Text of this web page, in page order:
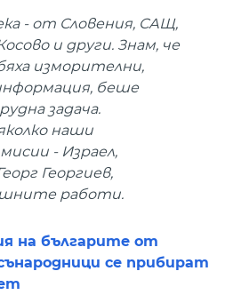
- от Словения, САЩ,
и други. Знам, че
изморителни,
беше
задача.
наши
- Израел,
Георгиев,
работи.
на българите от
се прибират